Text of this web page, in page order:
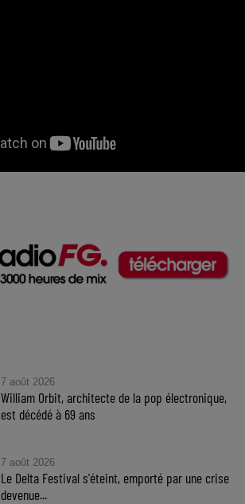
7 août 2026
William Orbit, architecte de la pop électronique,
est décédé à 69 ans
7 août 2026
Le Delta Festival s'éteint, emporté par une crise
devenue...